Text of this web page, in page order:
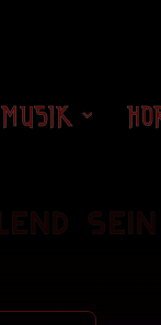
MUSIK